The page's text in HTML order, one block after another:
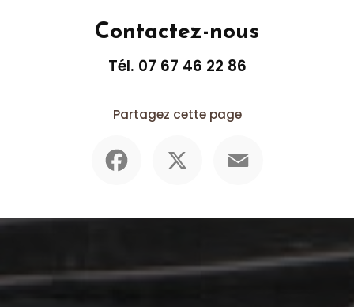
Contactez-nous
Tél. 07 67 46 22 86
Partagez cette page